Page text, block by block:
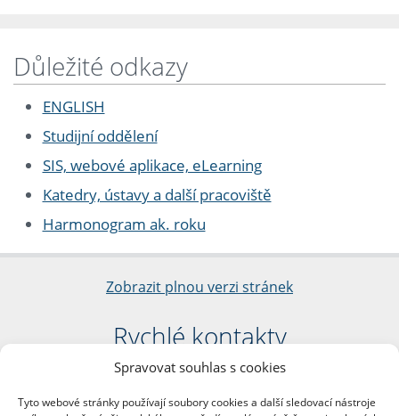
Spravovat souhlas s cookies
Tyto webové stránky používají soubory cookies a další sledovací nástroje
Důležité odkazy
ENGLISH
Studijní oddělení
SIS, webové aplikace, eLearning
Katedry, ústavy a další pracoviště
Harmonogram ak. roku
Zobrazit plnou verzi stránek
Rychlé kontakty
Filozofická fakulta
nám. Jana Palacha 1/2